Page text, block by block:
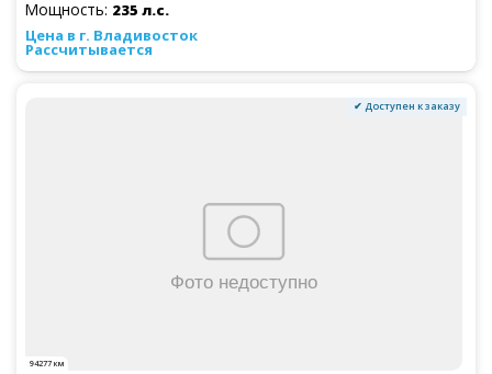
Мощность: 235 л.с.
Рассчитывается
✔ Доступен к заказу
94277 км